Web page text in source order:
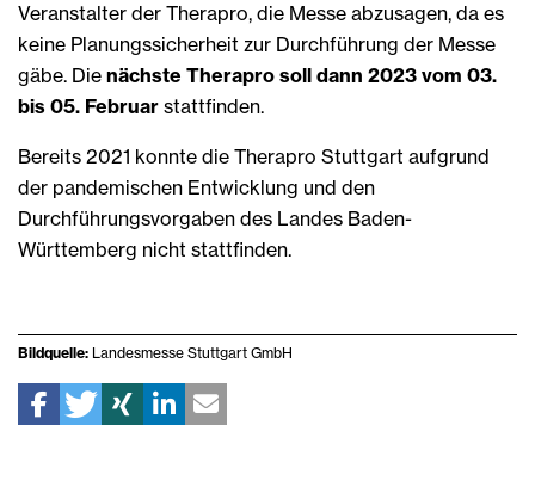
Veranstalter der Therapro, die Messe abzusagen, da es
keine Planungssicherheit zur Durchführung der Messe
gäbe. Die nächste Therapro soll dann 2023 vom 03.
bis 05. Februar stattfinden.
Bereits 2021 konnte die Therapro Stuttgart aufgrund
der pandemischen Entwicklung und den
Durchführungsvorgaben des Landes Baden-
Württemberg nicht stattfinden.
Bildquelle: Landesmesse Stuttgart GmbH